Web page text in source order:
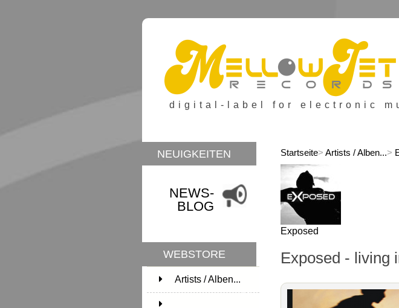
digital-label for electronic
NEUIGKEITEN
NEWS-
BLOG
WEBSTORE
Artists / Alben...
171
Startseite>Artists / Alben...>
Exposed
Exposed - living